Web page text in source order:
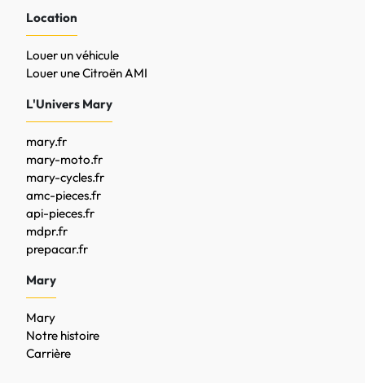
Location
Louer un véhicule
Louer une Citroën AMI
L'Univers Mary
mary.fr
mary-moto.fr
mary-cycles.fr
amc-pieces.fr
api-pieces.fr
mdpr.fr
prepacar.fr
Mary
Mary
Notre histoire
Carrière